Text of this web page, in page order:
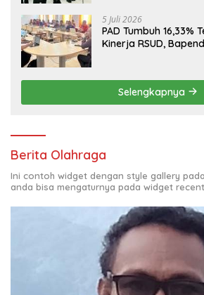
5 Juli 2026
PAD Tumbuh 16,33%
Kinerja RSUD,
Selengkapnya
Berita Olahraga
Ini contoh widget dengan style gallery
anda bisa mengaturnya pada widget